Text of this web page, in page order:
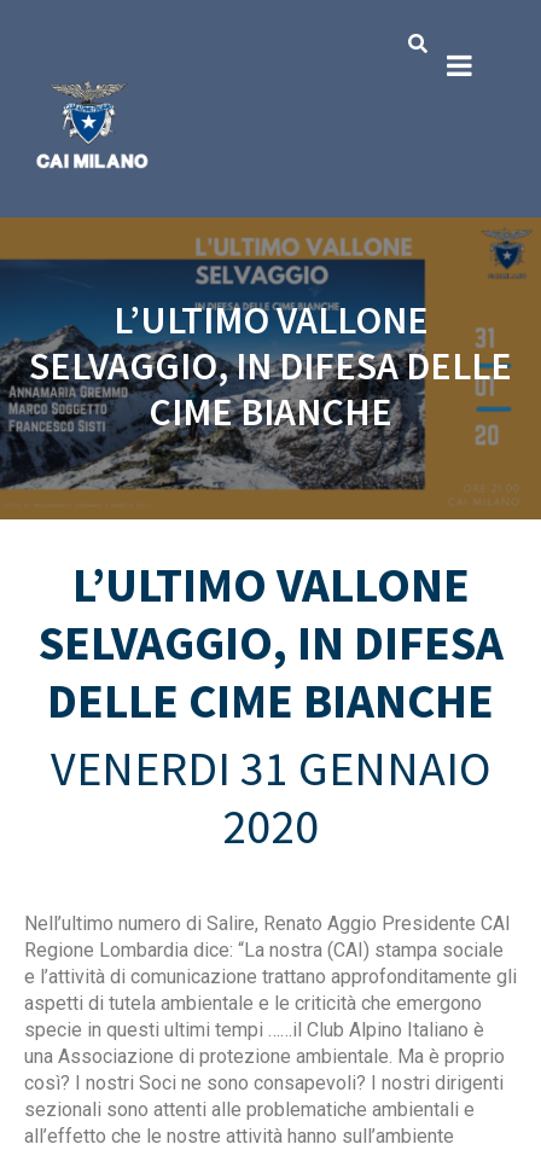
L’ULTIMO VALLONE
SELVAGGIO, IN DIFESA DELLE
CIME BIANCHE
L’ULTIMO VALLONE
SELVAGGIO, IN DIFESA
DELLE CIME BIANCHE
VENERDI 31 GENNAIO
2020
Nell’ultimo numero di Salire, Renato Aggio Presidente CAI
Regione Lombardia dice: “La nostra (CAI) stampa sociale
e l’attività di comunicazione trattano approfonditamente gli
aspetti di tutela ambientale e le criticità che emergono
specie in questi ultimi tempi ……il Club Alpino Italiano è
una Associazione di protezione ambientale. Ma è proprio
così? I nostri Soci ne sono consapevoli? I nostri dirigenti
sezionali sono attenti alle problematiche ambientali e
all’effetto che le nostre attività hanno sull’ambiente